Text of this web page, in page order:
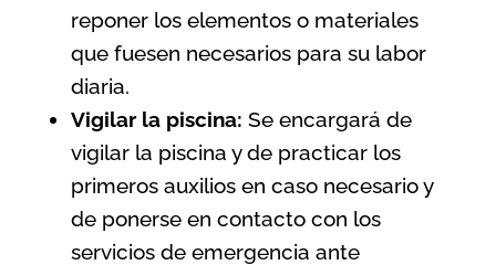
reponer los elementos o materiales
que fuesen necesarios para su labor
diaria.
Vigilar la piscina: Se encargará de
vigilar la piscina y de practicar los
primeros auxilios en caso necesario y
de ponerse en contacto con los
servicios de emergencia ante